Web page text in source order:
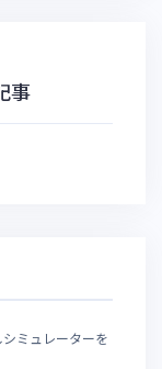
事
ミュレーターを